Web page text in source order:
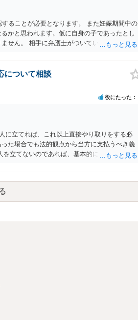
ることが必要となります。 また妊娠期間中の
かと思われます。仮に自身の子であったとし
せん。 相手に弁護士がついているということ
について相談
役にたった
に立てれば、これ以上直接やり取りをする必
た場合でも法的観点から当方に支払うべき義
立てないのであれば、基本的にはご自身で対
とを確認する条項（清算条項）をきちんと盛
されないよう、合意書を作成して取り交わす